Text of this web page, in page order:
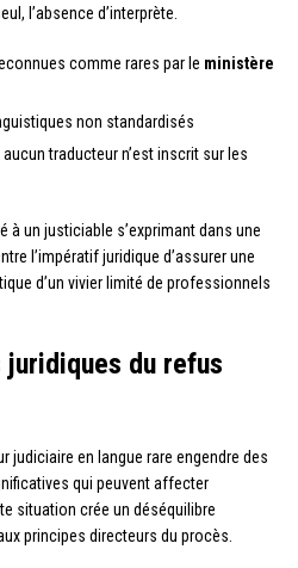
l’absence d’interprète.
comme rares par le ministère
non standardisés
traducteur n’est inscrit sur les
à un justiciable s’exprimant dans une
l’impératif juridique d’assurer une
d’un vivier limité de professionnels
juridiques du refus
judiciaire en langue rare engendre des
qui peuvent affecter
situation crée un déséquilibre
principes directeurs du procès.